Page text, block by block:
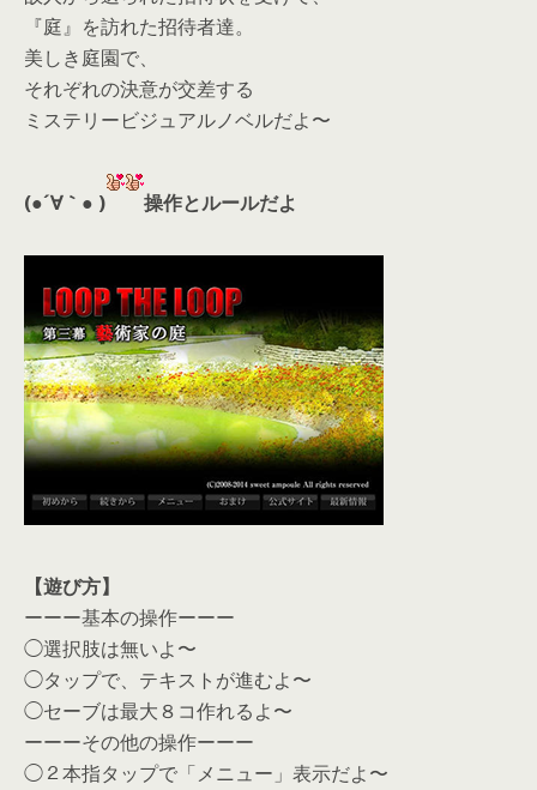
『庭』を訪れた招待者達。
美しき庭園で、
それぞれの決意が交差する
ミステリービジュアルノベルだよ〜
(●´∀｀● ) 操作とルールだよ
【遊び方】
ーーー基本の操作ーーー
◯選択肢は無いよ〜
◯タップで、テキストが進むよ〜
◯セーブは最大８コ作れるよ〜
ーーーその他の操作ーーー
◯２本指タップで「メニュー」表示だよ〜